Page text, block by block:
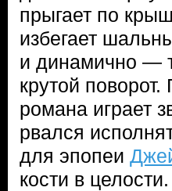
прыгает по
избегает
и динамично —
крутой
романа играет
рвался
для эпопеи
кости в